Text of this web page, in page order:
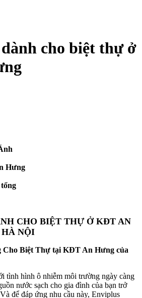
cho biệt thự ở
Hưng
CHO BIỆT THỰ Ở KĐT AN
NỘI
Cho Biệt Thự tại KĐT An Hưng của
tình hình ô nhiễm môi trường ngày càng
nước sạch cho gia đình của bạn trở
để đáp ứng nhu cầu này, Enviplus